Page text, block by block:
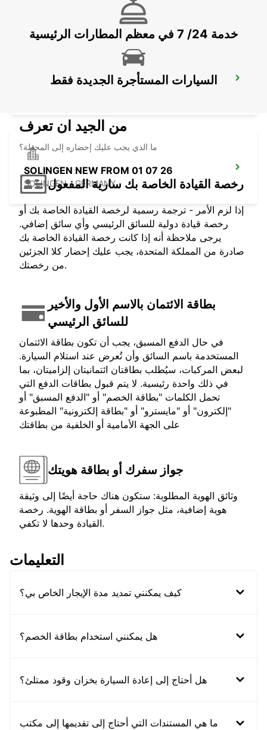
ESSEN WERDEN
SOLINGEN NEW FROM 01 07 26
SOLINGEN - GERMANY
خدمة 24/ 7 في معظم المطارات الرئيسية
السيارات المستأجرة الجديدة فقط
من الجيد ان تعرف
ما الذي يجب عليك إحضاره إلى المحطة؟
رخصة القيادة الخاصة بك سارية المفعول
إذا لزم الأمر - ترجمة رسمية لرخصة القيادة الخاصة بك أو
رخصة قيادة دولية للسائق الرئيسي وأي سائق إضافي.
يرجى ملاحظة أنه إذا كانت رخصة القيادة الخاصة بك
صادرة من المملكة المتحدة، يجب عليك إحضار كلا الجزئين
من رخصتك.
بطاقة الائتمان بالاسم الأول والأخير
للسائق الرئيسي
في حال الدفع المسبق، يجب أن تكون بطاقة الائتمان
المستخدمة باسم السائق وأن تُعرض عند استلام السيارة.
لبعض المركبات، سيُطلب بطاقتان ائتمانيتان إلزاميتان، بما
في ذلك واحدة رئيسية. لا يتم قبول بطاقات الدفع التي
تحمل الكلمات "بطاقة الخصم" أو "الدفع المسبق" أو
"إلكترون" أو "مايسترو" أو "بطاقة إلكترونية" المطبوعة
على الجهة الأمامية أو الخلفية من بطاقتك
جواز سفرك أو بطاقة هويتك
وثائق الهوية المطلوبة: ستكون هناك حاجة أيضًا إلى وثيقة
هوية إضافية، مثل جواز السفر أو بطاقة الهوية. رخصة
القيادة وحدها لا تكفي.
التعليمات
كيف يمكنني تمديد مدة الإيجار الخاص بي؟
هل يمكنني استخدام بطاقة الخصم؟
هل أحتاج إلى إعادة السيارة بخزان وقود ممتلئ؟
ما هي المستندات التي أحتاج إلى تقديمها إلى مكتب